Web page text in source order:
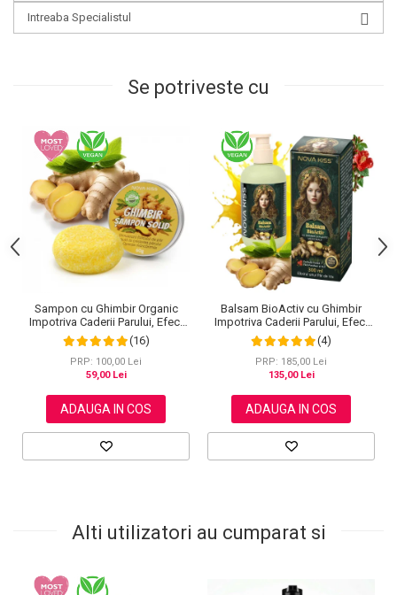
Intreaba Specialistul
Se potriveste cu
Sampon cu Ghimbir Organic
Impotriva Caderii Parului, Efect
Regenerator, 100% Natural,
NOVA KISS® 60 g
(16)
PRP: 100,00 Lei
59,00 Lei
ADAUGA IN COS
Balsam BioActiv cu Ghimbir
Impotriva Caderii Parului, Efect
Regenerator si Densificator,
Revitalizeaza in Profunzime,
Premium, NOVA KISS®, 300 ml
(4)
PRP: 185,00 Lei
135,00 Lei
ADAUGA IN COS
Alti utilizatori au cumparat si